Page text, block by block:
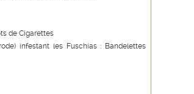
de Cigarettes
infestant les Fuschias : Bandelettes